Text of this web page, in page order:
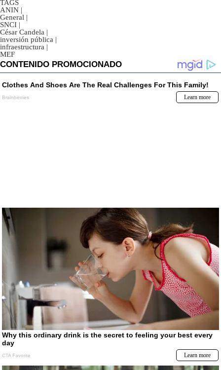
TAGS
ANIN |
General |
SNCI |
César Candela |
inversión pública |
infraestructura |
MEF